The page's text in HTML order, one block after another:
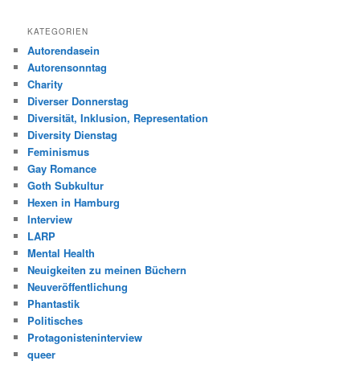
KATEGORIEN
Autorendasein
Autorensonntag
Charity
Diverser Donnerstag
Diversität, Inklusion, Representation
Diversity Dienstag
Feminismus
Gay Romance
Goth Subkultur
Hexen in Hamburg
Interview
LARP
Mental Health
Neuigkeiten zu meinen Büchern
Neuveröffentlichung
Phantastik
Politisches
Protagonisteninterview
queer